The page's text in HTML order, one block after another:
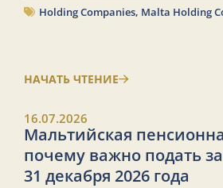
Holding Companies, Malta Holding
НАЧАТЬ ЧТЕНИЕ
16.07.2026
Мальтийская
почему важно подать
31 декабря 2026 года